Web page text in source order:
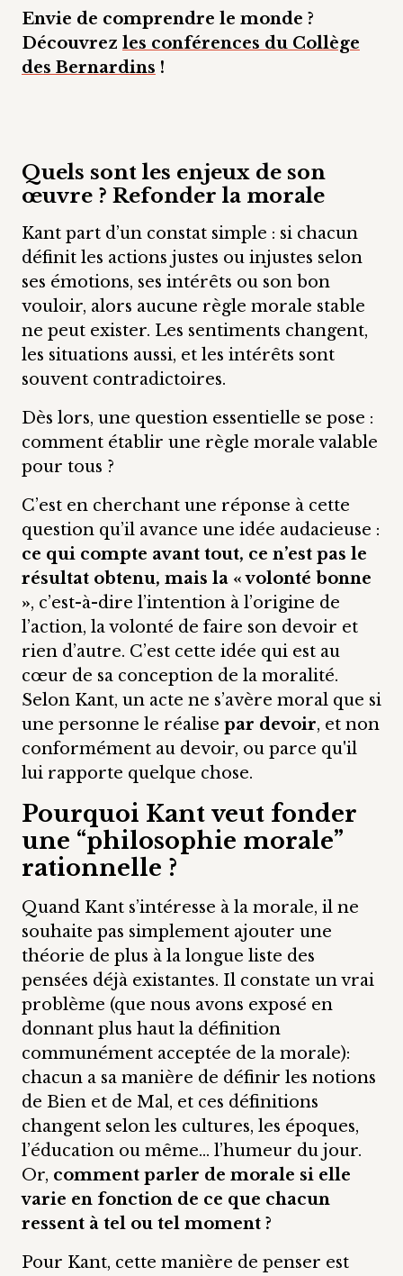
Envie de comprendre le monde ?
Découvrez les conférences du Collège
des Bernardins !
Quels sont les enjeux de son
œuvre ? Refonder la morale
Kant part d’un constat simple : si chacun
définit les actions justes ou injustes selon
ses émotions, ses intérêts ou son bon
vouloir, alors aucune règle morale stable
ne peut exister. Les sentiments changent,
les situations aussi, et les intérêts sont
souvent contradictoires.
Dès lors, une question essentielle se pose :
comment établir une règle morale valable
pour tous ?
C’est en cherchant une réponse à cette
question qu’il avance une idée audacieuse :
ce qui compte avant tout, ce n’est pas le
résultat obtenu, mais la « volonté bonne
», c’est-à-dire l’intention à l’origine de
l’action, la volonté de faire son devoir et
rien d’autre. C’est cette idée qui est au
cœur de sa conception de la moralité.
Selon Kant, un acte ne s’avère moral que si
une personne le réalise par devoir, et non
conformément au devoir, ou parce qu'il
lui rapporte quelque chose.
Pourquoi Kant veut fonder
une “philosophie morale”
rationnelle ?
Quand Kant s’intéresse à la morale, il ne
souhaite pas simplement ajouter une
théorie de plus à la longue liste des
pensées déjà existantes. Il constate un vrai
problème (que nous avons exposé en
donnant plus haut la définition
communément acceptée de la morale):
chacun a sa manière de définir les notions
de Bien et de Mal, et ces définitions
changent selon les cultures, les époques,
l’éducation ou même... l’humeur du jour.
Or, comment parler de morale si elle
varie en fonction de ce que chacun
ressent à tel ou tel moment ?
Pour Kant, cette manière de penser est